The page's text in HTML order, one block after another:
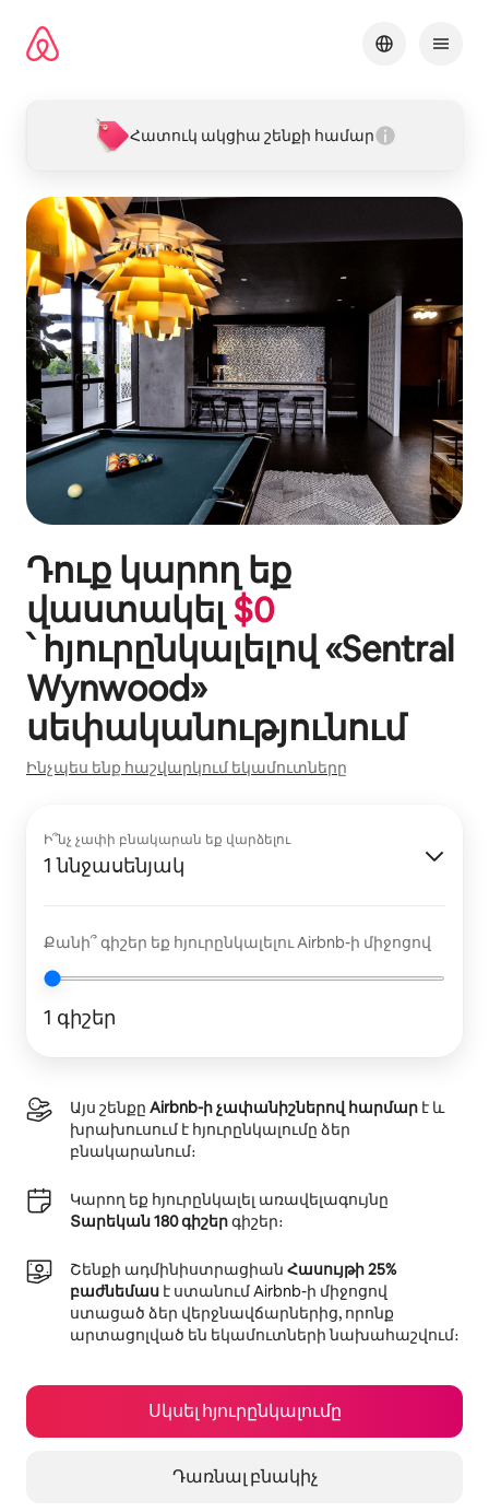
բովանդակությանը
Հատուկ ակցիա շենքի համար
Դուք կարող եք
վաստակել $0
՝ հյուրընկալելով «Sentral
Wynwood»
սեփականությունում
Ինչպես ենք հաշվարկում եկամուտները
Ի՞նչ չափի բնակարան եք վարձելու
1 ննջասենյակ
Քանի՞ գիշեր եք հյուրընկալելու Airbnb-ի միջոցով
1 գիշեր
Այս շենքը Airbnb-ի չափանիշներով հարմար է և
խրախուսում է հյուրընկալումը ձեր
բնակարանում։
Կարող եք հյուրընկալել առավելագույնը
Տարեկան 180 գիշերգիշեր։
Շենքի ադմինիստրացիան Հասույթի 25%
բաժնեմաս է ստանում Airbnb-ի միջոցով
ստացած ձեր վերջնավճարներից, որոնք
արտացոլված են եկամուտների նախահաշվում։
Սկսել հյուրընկալումը
Դառնալ բնակիչ